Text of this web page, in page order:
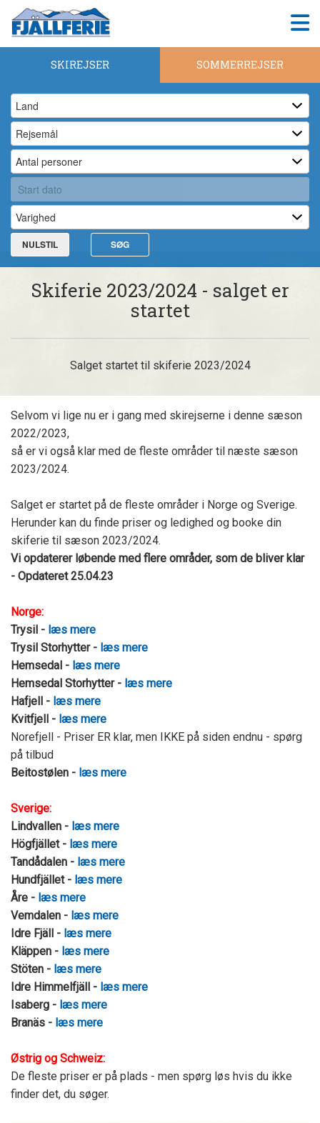
SKIREJSER SOMMERREJSER
NULSTIL SØG
Skiferie 2023/2024 - salget er
startet
Salget startet til skiferie 2023/2024
Selvom vi lige nu er i gang med skirejserne i denne sæson
2022/2023,
så er vi også klar med de fleste områder til næste sæson
2023/2024.
Salget er startet på de fleste områder i Norge og Sverige.
Herunder kan du finde priser og ledighed og booke din
skiferie til sæson 2023/2024.
Vi opdaterer løbende med flere områder, som de bliver klar
- Opdateret 25.04.23
Norge:
Trysil - læs mere
Trysil Storhytter - læs mere
Hemsedal - læs mere
Hemsedal Storhytter - læs mere
Hafjell - læs mere
Kvitfjell - læs mere
Norefjell - Priser ER klar, men IKKE på siden endnu - spørg
på tilbud
Beitostølen - læs mere
Sverige:
Lindvallen - læs mere
Högfjället - læs mere
Tandådalen - læs mere
Hundfjället - læs mere
Åre - læs mere
Vemdalen - læs mere
Idre Fjäll - læs mere
Kläppen - læs mere
Stöten - læs mere
Idre Himmelfjäll - læs mere
Isaberg - læs mere
Branäs - læs mere
Østrig og Schweiz:
De fleste priser er på plads - men spørg løs hvis du ikke
finder det, du søger.